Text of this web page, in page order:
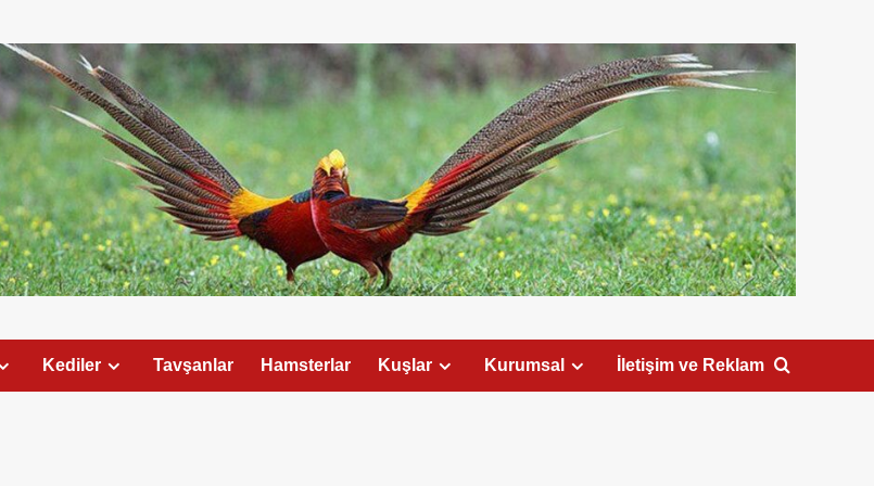
Kediler Tavşanlar Hamsterlar Kuşlar Kurumsal İletişim ve Reklam